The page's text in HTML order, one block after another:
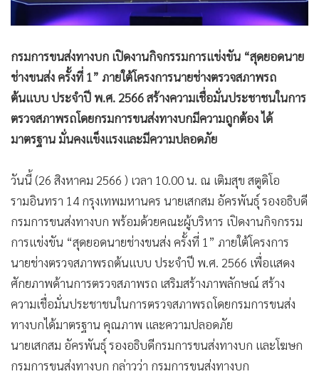
ท่องเที่ยว
• กีฬา
• ต่างประเทศ
• Special Scoop
• เศรษฐกิจ-ธุรกิจ
• จีน
• ชุมชน-คุณภาพชีวิต
• Motoring
• เกม
• วิทยาศาสตร์
• SMEs
•
อินโดจีน
กองทุนรวม
• Celeb Online
• Factcheck
กรมการขนส่งทางบก เปิดงานกิจกรรมการแข่งขัน “สุดยอดนาย
ช่างขนส่ง ครั้งที่ 1” ภายใต้โครงการนายช่างตรวจสภาพรถ
ต้นแบบ ประจำปี พ.ศ. 2566 สร้างความเชื่อมั่นประชาชนในการ
ตรวจสภาพรถโดยกรมการขนส่งทางบกมีความถูกต้อง ได้
มาตรฐาน มั่นคงแข็งแรงและมีความปลอดภัย
วันนี้ (26 สิงหาคม 2566 ) เวลา 10.00 น. ณ เติมสุข สตูดิโอ
รามอินทรา 14 กรุงเทพมหานคร นายเสกสม อัครพันธุ์ รองอธิบดี
กรมการขนส่งทางบก พร้อมด้วยคณะผู้บริหาร เปิดงานกิจกรรม
การแข่งขัน “สุดยอดนายช่างขนส่ง ครั้งที่ 1” ภายใต้โครงการ
นายช่างตรวจสภาพรถต้นแบบ ประจำปี พ.ศ. 2566 เพื่อแสดง
ศักยภาพด้านการตรวจสภาพรถ เสริมสร้างภาพลักษณ์ สร้าง
ความเชื่อมั่นประชาชนในการตรวจสภาพรถโดยกรมการขนส่ง
ทางบกได้มาตรฐาน คุณภาพ และความปลอดภัย
นายเสกสม อัครพันธุ์ รองอธิบดีกรมการขนส่งทางบก และโฆษก
กรมการขนส่งทางบก กล่าวว่า กรมการขนส่งทางบก